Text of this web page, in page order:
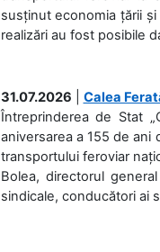
susținut economia țării
realizări au fost posibile
31.07.2026
Calea
Întreprinderea de Stat
aniversarea a 155 de
transportului feroviar
Bolea, directorul
sindicale, conducători ai